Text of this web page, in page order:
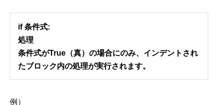
if 条件式:
処理
条件式がTrue（真）の場合にのみ、インデントされ
たブロック内の処理が実行されます。
例）